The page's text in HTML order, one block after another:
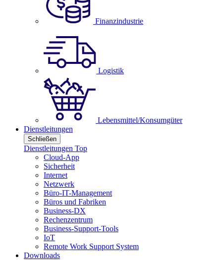
Finanzindustrie
Logistik
Lebensmittel/Konsumgüter
Dienstleitungen
Schließen
Dienstleitungen Top
Cloud-App
Sicherheit
Internet
Netzwerk
Büro-IT-Management
Büros und Fabriken
Business-DX
Rechenzentrum
Business-Support-Tools
IoT
Remote Work Support System
Downloads